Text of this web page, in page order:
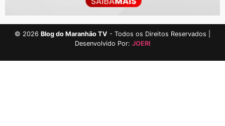
© 2026 Blog do Maranhão TV - Todos os Direitos Reservados |
Desenvolvido Por: JOERI